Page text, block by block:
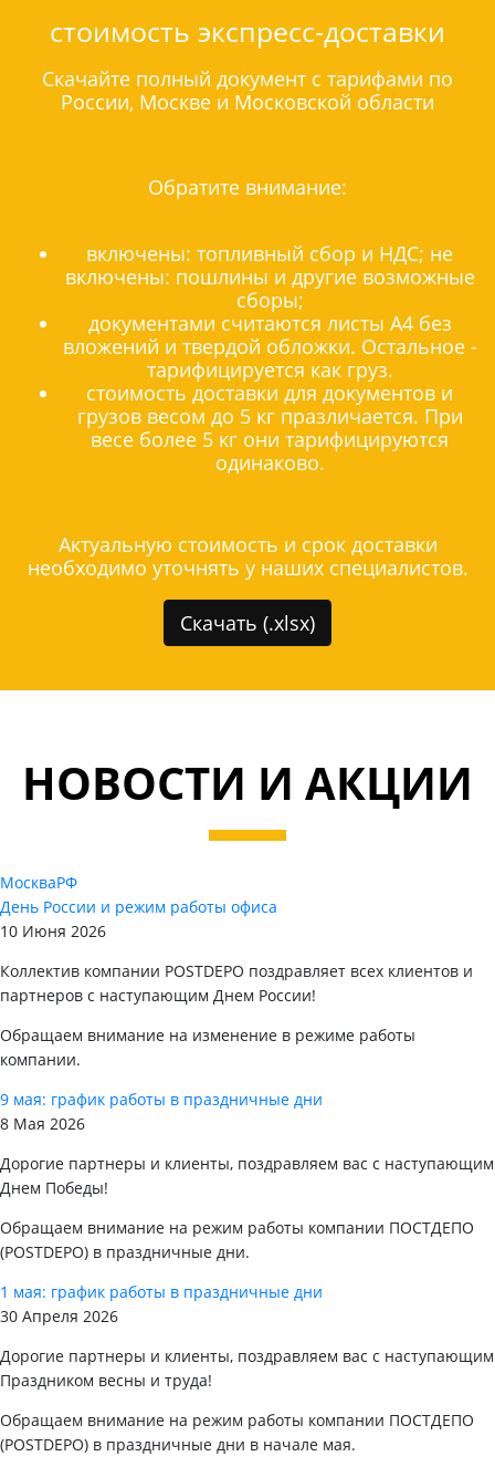
стоимость экспресс-доставки
Скачайте полный документ с тарифами по
России, Москве и Московской области
Обратите внимание:
включены: топливный сбор и НДС; не
включены: пошлины и другие возможные
сборы;
документами считаются листы А4 без
вложений и твердой обложки. Остальное -
тарифицируется как груз.
стоимость доставки для документов и
грузов весом до 5 кг празличается. При
весе более 5 кг они тарифицируются
одинаково.
Актуальную стоимость и срок доставки
необходимо уточнять у наших специалистов.
Скачать (.xlsx)
НОВОСТИ И АКЦИИ
МоскваРФ
День России и режим работы офиса
10 Июня 2026
Коллектив компании POSTDEPO поздравляет всех клиентов и
партнеров с наступающим Днем России!
Обращаем внимание на изменение в режиме работы
компании.
9 мая: график работы в праздничные дни
8 Мая 2026
Дорогие партнеры и клиенты, поздравляем вас с наступающим
Днем Победы!
Обращаем внимание на режим работы компании ПОСТДЕПО
(POSTDEPO) в праздничные дни.
1 мая: график работы в праздничные дни
30 Апреля 2026
Дорогие партнеры и клиенты, поздравляем вас с наступающим
Праздником весны и труда!
Обращаем внимание на режим работы компании ПОСТДЕПО
(POSTDEPO) в праздничные дни в начале мая.